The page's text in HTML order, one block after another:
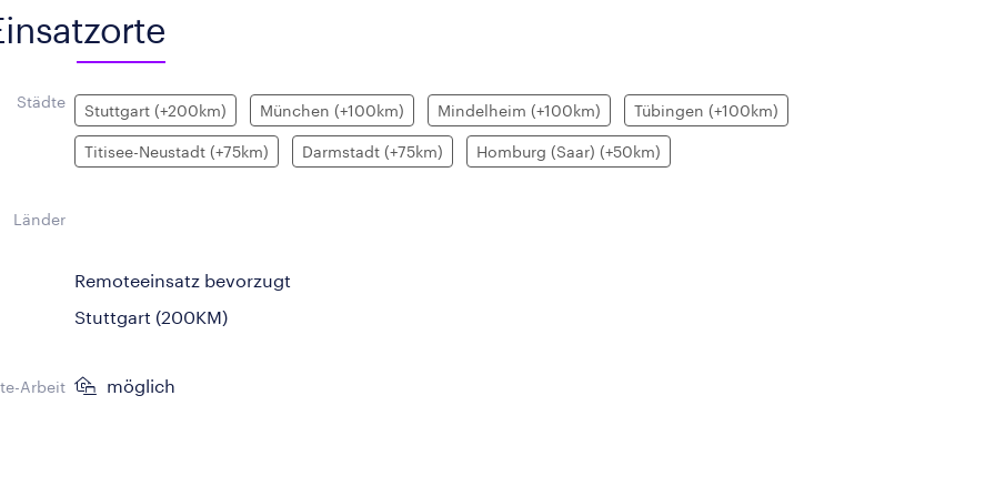
Städte Stuttgart (+200km) München (+100km) Mindelheim (+100km) Tübingen (+100km)
Titisee-Neustadt (+75km) Darmstadt (+75km) Homburg (Saar) (+50km)
Länder
Remoteeinsatz bevorzugt
Stuttgart (200KM)
Arbeit möglich